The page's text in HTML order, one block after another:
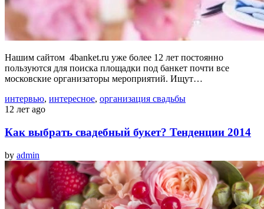
Нашим сайтом 4banket.ru уже более 12 лет постоянно
пользуются для поиска площадки под банкет почти все
московские организаторы мероприятий. Ищут…
интервью, интересное, организация свадьбы
12 лет ago
Как выбрать свадебный букет? Тенденции 2014
by admin